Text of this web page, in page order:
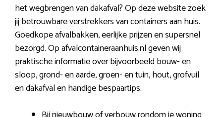
het wegbrengen van dakafval? Op deze website zoek
jij betrouwbare verstrekkers van containers aan huis.
Goedkope afvalbakken, eerlijke prijzen en supersnel
bezorgd. Op afvalcontaineraanhuis.nl geven wij
praktische informatie over bijvoorbeeld bouw- en
sloop, grond- en aarde, groen- en tuin, hout, grofvuil
en dakafval en handige bespaartips.